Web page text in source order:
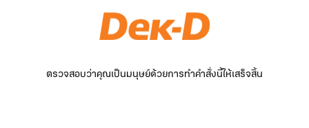
ตรวจสอบว่าคุณเป็นมนุษย์ด้วยการทำคำสั่งนี้ให้เสร็จสิ้น